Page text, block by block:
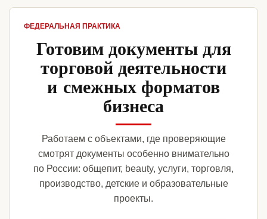
ФЕДЕРАЛЬНАЯ ПРАКТИКА
Готовим документы для
торговой деятельности
и смежных форматов
бизнеса
Работаем с объектами, где проверяющие
смотрят документы особенно внимательно
по России: общепит, beauty, услуги, торговля,
производство, детские и образовательные
проекты.